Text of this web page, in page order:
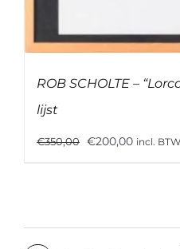
ROB SCHOLTE –
lijst
€350,00 Oorspronkelijke
€200,00Huidige
incl. BTW